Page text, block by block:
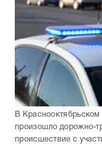
В
произошло дорожно-
происшествие с